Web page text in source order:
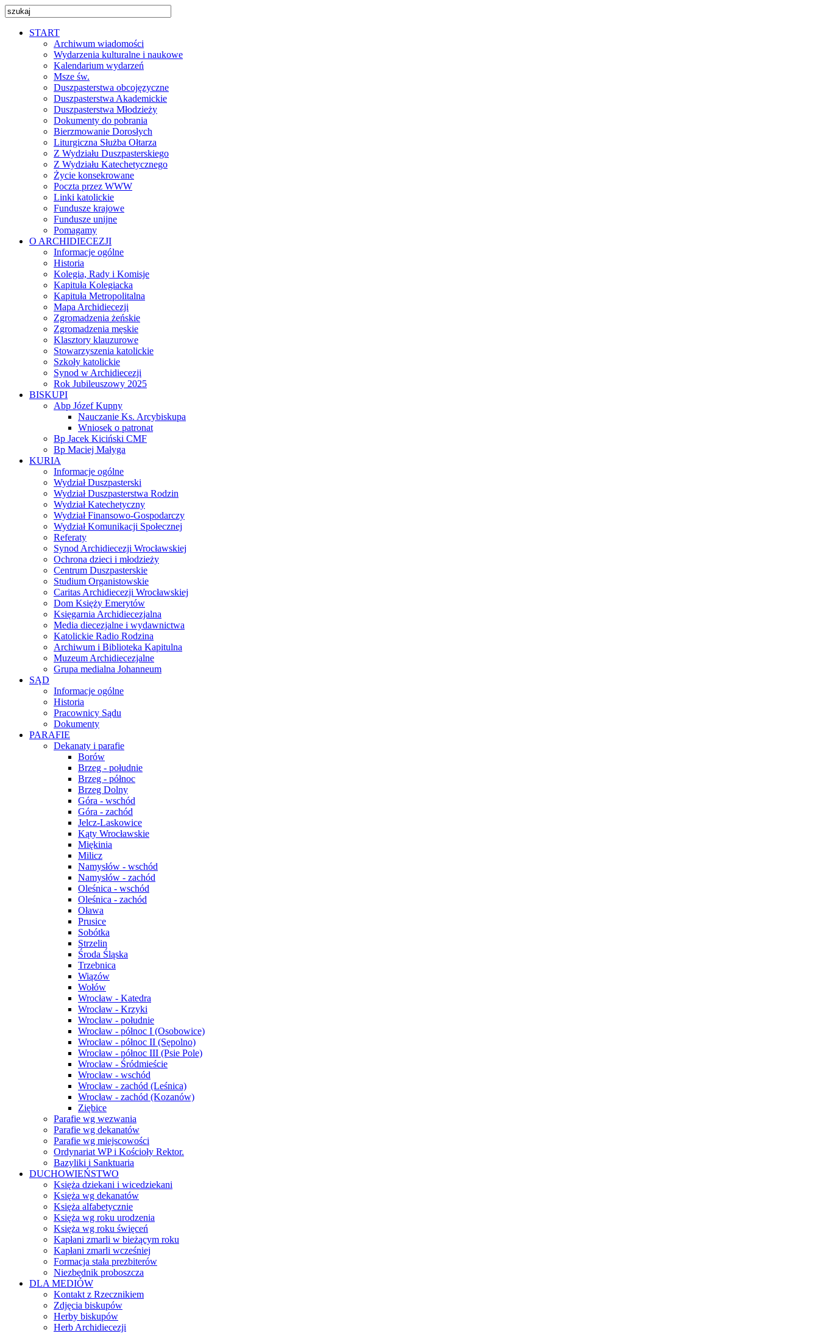
START
Archiwum wiadomości
Wydarzenia kulturalne i naukowe
Kalendarium wydarzeń
Msze św.
Duszpasterstwa obcojęzyczne
Duszpasterstwa Akademickie
Duszpasterstwa Młodzieży
Dokumenty do pobrania
Bierzmowanie Dorosłych
Liturgiczna Służba Ołtarza
Z Wydziału Duszpasterskiego
Z Wydziału Katechetycznego
Życie konsekrowane
Poczta przez WWW
Linki katolickie
Fundusze krajowe
Fundusze unijne
Pomagamy
O ARCHIDIECEZJI
Informacje ogólne
Historia
Kolegia, Rady i Komisje
Kapituła Kolegiacka
Kapituła Metropolitalna
Mapa Archidiecezji
Zgromadzenia żeńskie
Zgromadzenia męskie
Klasztory klauzurowe
Stowarzyszenia katolickie
Szkoły katolickie
Synod w Archidiecezji
Rok Jubileuszowy 2025
BISKUPI
Abp Józef Kupny
Nauczanie Ks. Arcybiskupa
Wniosek o patronat
Bp Jacek Kiciński CMF
Bp Maciej Małyga
KURIA
Informacje ogólne
Wydział Duszpasterski
Wydział Duszpasterstwa Rodzin
Wydział Katechetyczny
Wydział Finansowo-Gospodarczy
Wydział Komunikacji Społecznej
Referaty
Synod Archidiecezji Wrocławskiej
Ochrona dzieci i młodzieży
Centrum Duszpasterskie
Studium Organistowskie
Caritas Archidiecezji Wrocławskiej
Dom Księży Emerytów
Księgarnia Archidiecezjalna
Media diecezjalne i wydawnictwa
Katolickie Radio Rodzina
Archiwum i Biblioteka Kapitulna
Muzeum Archidiecezjalne
Grupa medialna Johanneum
SĄD
Informacje ogólne
Historia
Pracownicy Sądu
Dokumenty
PARAFIE
Dekanaty i parafie
Borów
Brzeg - południe
Brzeg - północ
Brzeg Dolny
Góra - wschód
Góra - zachód
Jelcz-Laskowice
Kąty Wrocławskie
Miękinia
Milicz
Namysłów - wschód
Namysłów - zachód
Oleśnica - wschód
Oleśnica - zachód
Oława
Prusice
Sobótka
Strzelin
Środa Śląska
Trzebnica
Wiązów
Wołów
Wrocław - Katedra
Wrocław - Krzyki
Wrocław - południe
Wrocław - północ I (Osobowice)
Wrocław - północ II (Sępolno)
Wrocław - północ III (Psie Pole)
Wrocław - Śródmieście
Wrocław - wschód
Wrocław - zachód (Leśnica)
Wrocław - zachód (Kozanów)
Ziębice
Parafie wg wezwania
Parafie wg dekanatów
Parafie wg miejscowości
Ordynariat WP i Kościoły Rektor.
Bazyliki i Sanktuaria
DUCHOWIEŃSTWO
Księża dziekani i wicedziekani
Księża wg dekanatów
Księża alfabetycznie
Księża wg roku urodzenia
Księża wg roku święceń
Kapłani zmarli w bieżącym roku
Kapłani zmarli wcześniej
Formacja stała prezbiterów
Niezbędnik proboszcza
DLA MEDIÓW
Kontakt z Rzecznikiem
Zdjęcia biskupów
Herby biskupów
Herb Archidiecezji